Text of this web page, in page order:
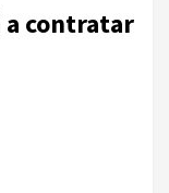
a contratar